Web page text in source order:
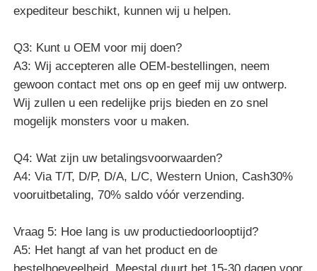
expediteur beschikt, kunnen wij u helpen.
Q3: Kunt u OEM voor mij doen?
A3: Wij accepteren alle OEM-bestellingen, neem
gewoon contact met ons op en geef mij uw ontwerp.
Wij zullen u een redelijke prijs bieden en zo snel
mogelijk monsters voor u maken.
Q4: Wat zijn uw betalingsvoorwaarden?
A4: Via T/T, D/P, D/A, L/C, Western Union, Cash30%
vooruitbetaling, 70% saldo vóór verzending.
Vraag 5: Hoe lang is uw productiedoorlooptijd?
A5: Het hangt af van het product en de